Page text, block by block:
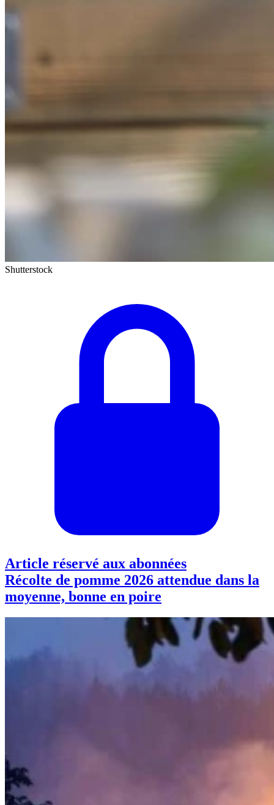
Shutterstock
Article réservé aux abonnées
Récolte de pomme 2026 attendue dans la
moyenne, bonne en poire